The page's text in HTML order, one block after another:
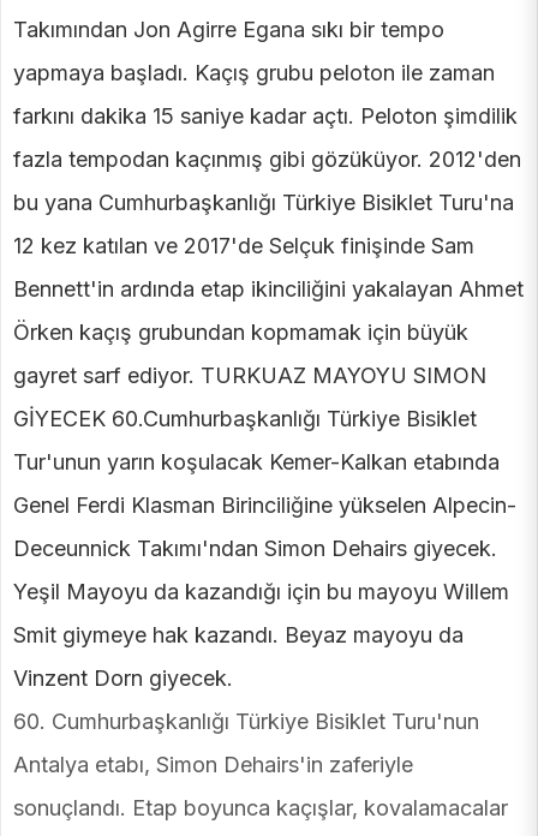
Takımından Jon Agirre Egana sıkı bir tempo
yapmaya başladı. Kaçış grubu peloton ile zaman
farkını dakika 15 saniye kadar açtı. Peloton şimdilik
fazla tempodan kaçınmış gibi gözüküyor. 2012'den
bu yana Cumhurbaşkanlığı Türkiye Bisiklet Turu'na
12 kez katılan ve 2017'de Selçuk finişinde Sam
Bennett'in ardında etap ikinciliğini yakalayan Ahmet
Örken kaçış grubundan kopmamak için büyük
gayret sarf ediyor. TURKUAZ MAYOYU SIMON
GİYECEK 60.Cumhurbaşkanlığı Türkiye Bisiklet
Tur'unun yarın koşulacak Kemer-Kalkan etabında
Genel Ferdi Klasman Birinciliğine yükselen Alpecin-
Deceunnick Takımı'ndan Simon Dehairs giyecek.
Yeşil Mayoyu da kazandığı için bu mayoyu Willem
Smit giymeye hak kazandı. Beyaz mayoyu da
Vinzent Dorn giyecek.
60. Cumhurbaşkanlığı Türkiye Bisiklet Turu'nun
Antalya etabı, Simon Dehairs'in zaferiyle
sonuçlandı. Etap boyunca kaçışlar, kovalamacalar